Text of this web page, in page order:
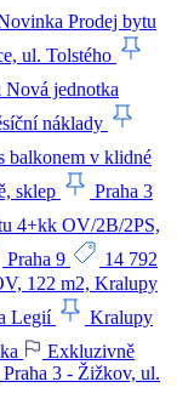
Prodej bytu
ul. Tolstého
Nová jednotka
náklady
balkonem v klidné
sklep
Praha 3
4+kk OV/2B/2PS,
Praha 9
14 792
122 m2, Kralupy
Legií
Kralupy
Exkluzivně
3 - Žižkov, ul.